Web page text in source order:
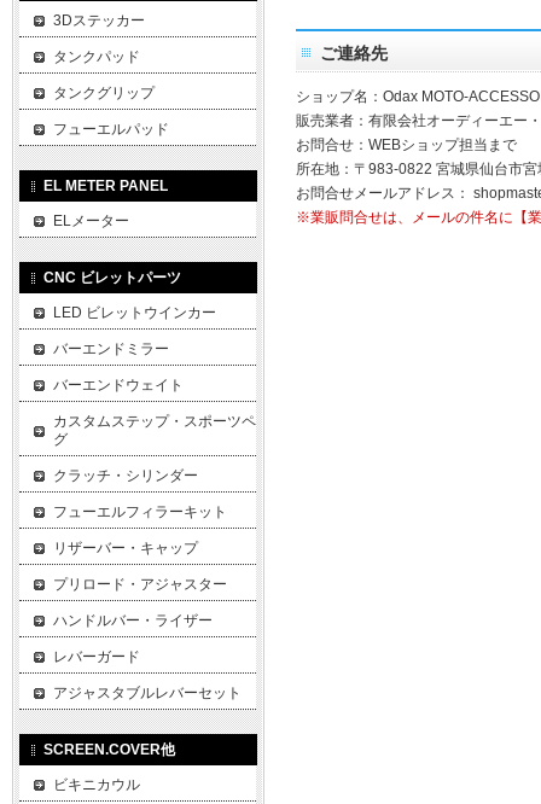
ご連絡先
ショップ名：Odax MOTO-
販売業者：有限会社オーディーエー
お問合せ：WEBショップ担当まで
所在地：〒983-0822 宮城県仙台市
お問合せメールアドレス：
※業販問合せは、メールの件名に【
3Dステッカー
タンクパッド
タンクグリップ
フューエルパッド
EL METER PANEL
ELメーター
CNC ビレットパーツ
LED ビレットウインカー
バーエンドミラー
バーエンドウェイト
カスタムステップ・スポーツペ
グ
クラッチ・シリンダー
フューエルフィラーキット
リザーバー・キャップ
プリロード・アジャスター
ハンドルバー・ライザー
レバーガード
アジャスタブルレバーセット
SCREEN.COVER他
ビキニカウル